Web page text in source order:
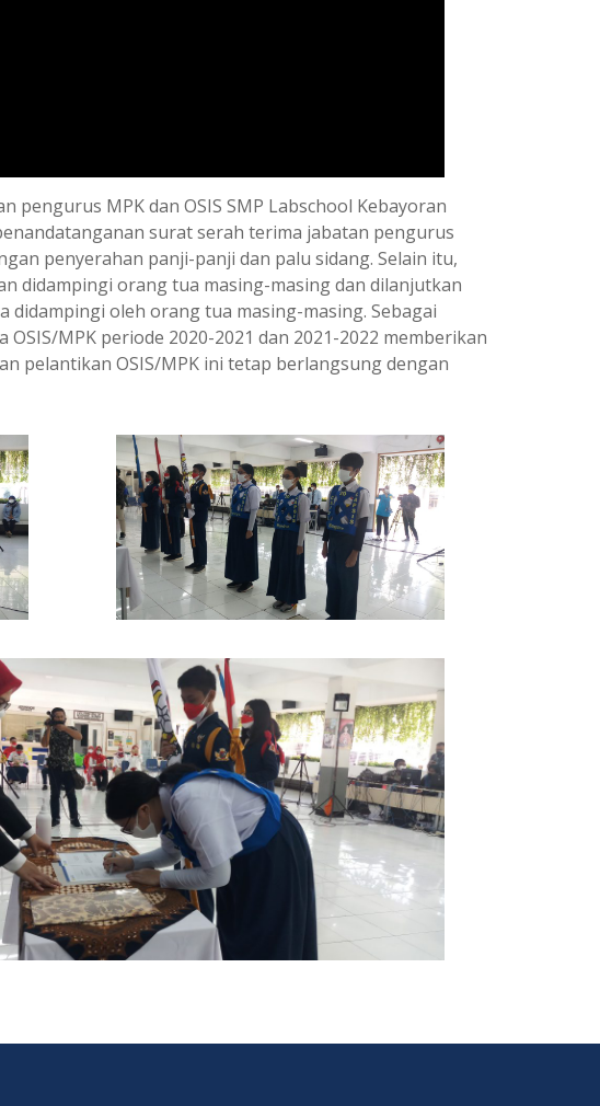
MPK dan OSIS SMP Labschool Kebayoran
surat serah terima jabatan pengurus
penyerahan panji-panji dan palu sidang. Selain itu,
didampingi orang tua masing-masing dan dilanjutkan
didampingi oleh orang tua masing-masing. Sebagai
MPK periode 2020-2021 dan 2021-2022 memberikan
pelantikan OSIS/MPK ini tetap berlangsung dengan